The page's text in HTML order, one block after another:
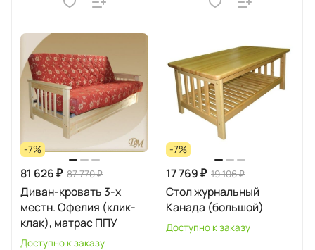
-7%
81 626 ₽ 87 770 ₽
Диван-кровать 3-х
местн. Офелия (клик-
клак), матрас ППУ
Доступно к заказу
-7%
17 769 ₽ 19 106 ₽
Стол журнальный
Канада (большой)
Доступно к заказу